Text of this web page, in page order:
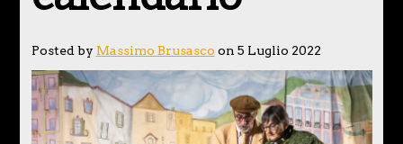
Posted by Massimo Brusasco on 5 Luglio 2022